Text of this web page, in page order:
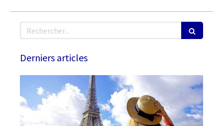
Rechercher
Derniers articles